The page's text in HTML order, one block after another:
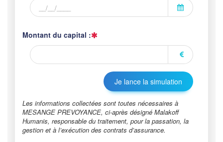
Montant du capital :
Les informations collectées sont toutes nécessaires à
MESANGE PREVOYANCE, ci-après désigné Malakoff
Humanis, responsable du traitement, pour la passation, la
gestion et à l’exécution des contrats d’assurance.